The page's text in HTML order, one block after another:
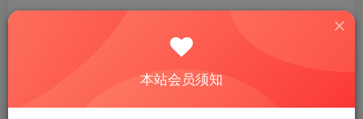
私信
腾讯云轻量服务器优惠活动链接
本站会员须知